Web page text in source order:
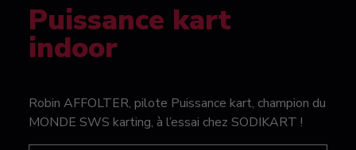
Puissance kart
indoor
Robin AFFOLTER, pilote Puissance kart, champion du
MONDE SWS karting, à l’essai chez SODIKART !